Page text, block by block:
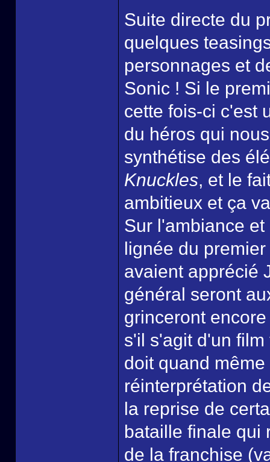
Suite directe du
quelques
personnages et
Sonic ! Si le
cette fois-ci c'est
du héros qui
synthétise des
Knuckles, et le
ambitieux et ça
Sur l'ambiance
lignée du
avaient apprécié
général seront
grinceront
s'il s'agit d'un
doit quand
réinterprétation
la reprise de
bataille finale qui
de la franchise